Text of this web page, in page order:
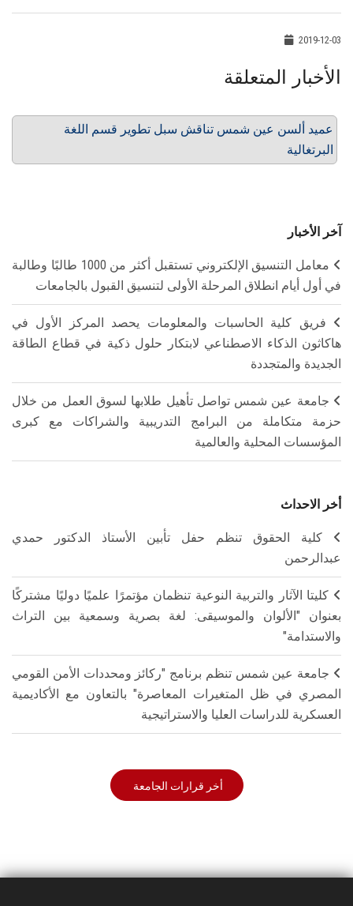
2019-12-03
الأخبار المتعلقة
عميد ألسن عين شمس تناقش سبل تطوير قسم اللغة
البرتغالية
آخر الأخبار
معامل التنسيق الإلكتروني تستقبل أكثر من 1000 طالبًا وطالبة
في أول أيام انطلاق المرحلة الأولى لتنسيق القبول بالجامعات
فريق كلية الحاسبات والمعلومات يحصد المركز الأول في
هاكاثون الذكاء الاصطناعي لابتكار حلول ذكية في قطاع الطاقة
الجديدة والمتجددة
جامعة عين شمس تواصل تأهيل طلابها لسوق العمل من خلال
حزمة متكاملة من البرامج التدريبية والشراكات مع كبرى
المؤسسات المحلية والعالمية
أخر الاحداث
كلية الحقوق تنظم حفل تأبين الأستاذ الدكتور حمدي
عبدالرحمن
كليتا الآثار والتربية النوعية تنظمان مؤتمرًا علميًا دوليًا مشتركًا
بعنوان "الألوان والموسيقى: لغة بصرية وسمعية بين التراث
والاستدامة"
جامعة عين شمس تنظم برنامج "ركائز ومحددات الأمن القومي
المصري في ظل المتغيرات المعاصرة" بالتعاون مع الأكاديمية
العسكرية للدراسات العليا والاستراتيجية
أخر قرارات الجامعة